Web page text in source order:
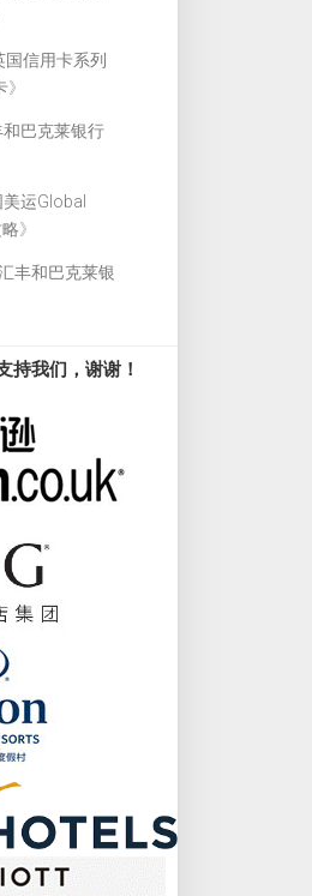
国信用卡系列
》
和巴克莱银行
运Global
》
丰和巴克莱银
持我们，谢谢！